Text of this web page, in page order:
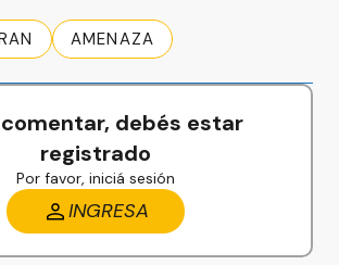
AMENAZA
comentar, debés estar
registrado
Por favor, iniciá sesión
INGRESA